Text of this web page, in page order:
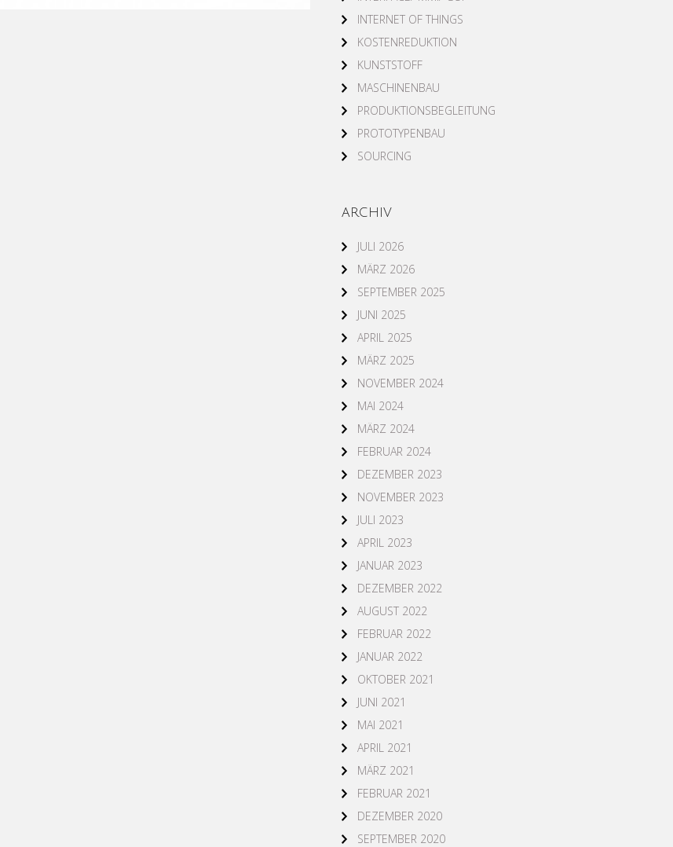
INTERNET OF THINGS
KOSTENREDUKTION
KUNSTSTOFF
MASCHINENBAU
PRODUKTIONSBEGLEITUNG
PROTOTYPENBAU
SOURCING
ARCHIV
JULI 2026
MÄRZ 2026
SEPTEMBER 2025
JUNI 2025
APRIL 2025
MÄRZ 2025
NOVEMBER 2024
MAI 2024
MÄRZ 2024
FEBRUAR 2024
DEZEMBER 2023
NOVEMBER 2023
JULI 2023
APRIL 2023
JANUAR 2023
DEZEMBER 2022
AUGUST 2022
FEBRUAR 2022
JANUAR 2022
OKTOBER 2021
JUNI 2021
MAI 2021
APRIL 2021
MÄRZ 2021
FEBRUAR 2021
DEZEMBER 2020
SEPTEMBER 2020